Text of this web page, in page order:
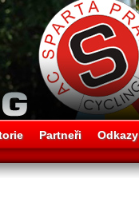
Partneři Odkazy